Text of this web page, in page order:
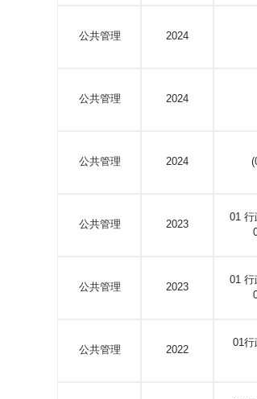
公共管理 2024
公共管理 2024
公共管理 2024
公共管理 2023
01 行
公共管理 2023
01 行
公共管理 2022
01行